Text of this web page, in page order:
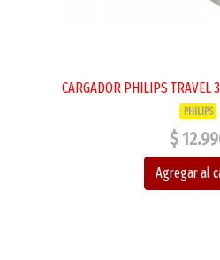
CARGADOR PHILIPS TRAVEL
PHILIPS
$
Agregar al